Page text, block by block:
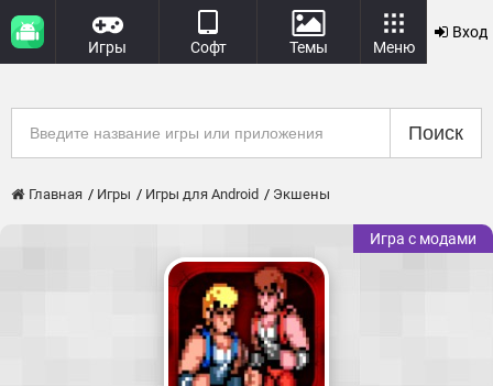
Игры Софт Темы Меню
Вход
Поиск
Главная Игры Игры для Android Экшены
Игра с модами